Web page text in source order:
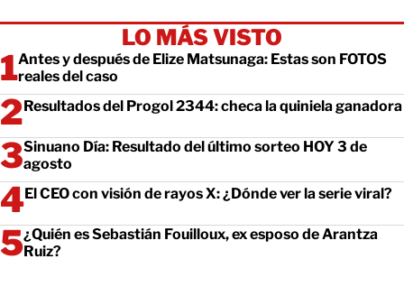
LO MÁS VISTO
Antes y después de Elize Matsunaga: Estas son FOTOS
reales del caso
Resultados del Progol 2344: checa la quiniela ganadora
Sinuano Día: Resultado del último sorteo HOY 3 de
agosto
El CEO con visión de rayos X: ¿Dónde ver la serie viral?
¿Quién es Sebastián Fouilloux, ex esposo de Arantza
Ruiz?